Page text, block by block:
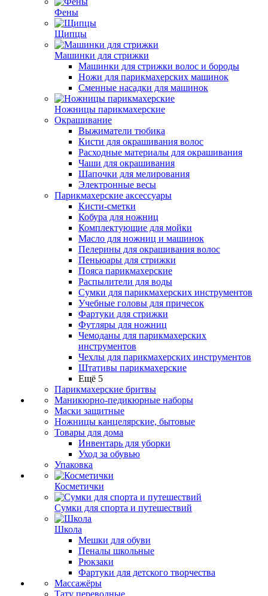
Фены
Щипцы
Машинки для стрижки
Машинки для стрижки волос и бороды
Ножи для парикмахерских машинок
Сменные насадки для машинок
Ножницы парикмахерские
Окрашивание
Выжиматели тюбика
Кисти для окрашивания волос
Расходные материалы для окрашивания
Чаши для окрашивания
Шапочки для мелирования
Электронные весы
Парикмахерские аксессуары
Кисти-сметки
Кобура для ножниц
Комплектующие для мойки
Масло для ножниц и машинок
Пелерины для окрашивания волос
Пеньюары для стрижки
Пояса парикмахерские
Распылители для воды
Сумки для парикмахерских инструментов
Учебные головы для причесок
Фартуки для стрижки
Футляры для ножниц
Чемоданы для парикмахерских
инструментов
Чехлы для парикмахерских инструментов
Штативы парикмахерские
Ещё 5
Парикмахерские бритвы
Маникюрно-педикюрные наборы
Маски защитные
Ножницы канцелярские, бытовые
Товары для дома
Инвентарь для уборки
Уход за обувью
Упаковка
Косметички
Сумки для спорта и путешествий
Школа
Мешки для обуви
Пеналы школьные
Рюкзаки
Фартуки для детского творчества
Массажёры
Тату переводные